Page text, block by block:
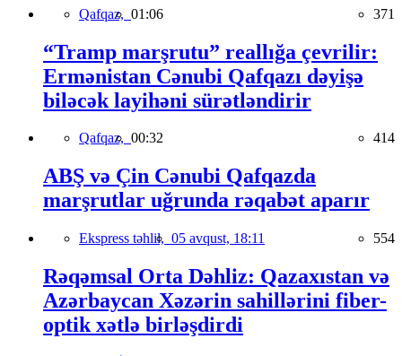
Qafqaz, 01:06 371
“Tramp marşrutu” reallığa çevrilir:
Ermənistan Cənubi Qafqazı dəyişə
biləcək layihəni sürətləndirir
Qafqaz, 00:32 414
ABŞ və Çin Cənubi Qafqazda
marşrutlar uğrunda rəqabət aparır
Ekspress təhlil, 05 avqust, 18:11 554
Rəqəmsal Orta Dəhliz: Qazaxıstan və
Azərbaycan Xəzərin sahillərini fiber-
optik xətlə birləşdirdi